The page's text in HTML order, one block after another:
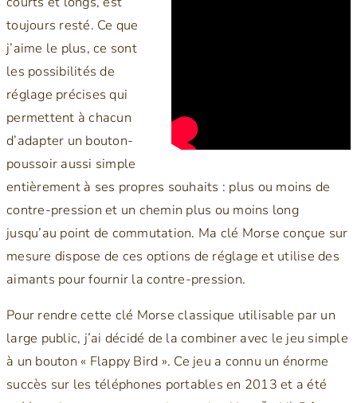
toujours resté. Ce que
j’aime le plus, ce sont
les possibilités de
réglage précises qui
permettent à chacun
d’adapter un bouton-
poussoir aussi simple
entièrement à ses propres souhaits : plus ou moins de
contre-pression et un chemin plus ou moins long
jusqu’au point de commutation. Ma clé Morse conçue sur
mesure dispose de ces options de réglage et utilise des
aimants pour fournir la contre-pression.
Pour rendre cette clé Morse classique utilisable par un
large public, j’ai décidé de la combiner avec le jeu simple
à un bouton « Flappy Bird ». Ce jeu a connu un énorme
succès sur les téléphones portables en 2013 et a été